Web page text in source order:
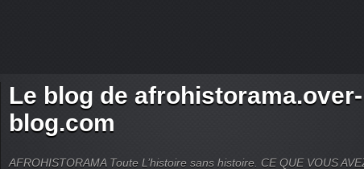
Le blog de afrohistorama.over-
blog.com
AFROHISTORAMA Toute L’histoire sans histoire. CE QUE VOUS